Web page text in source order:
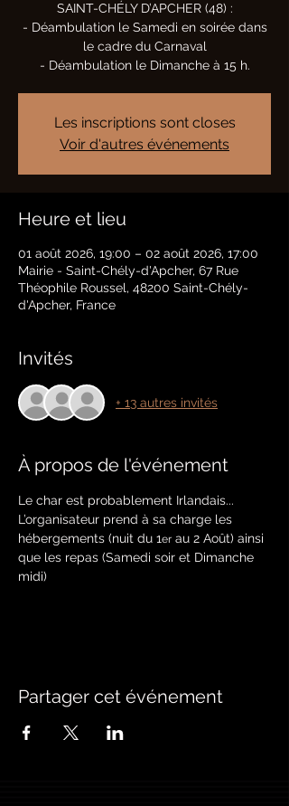
SAINT-CHÉLY D’APCHER (48) :
- Déambulation le Samedi en soirée dans
le cadre du Carnaval
- Déambulation le Dimanche à 15 h.
Les inscriptions sont closes
Voir d'autres événements
Heure et lieu
01 août 2026, 19:00 – 02 août 2026, 17:00
Mairie - Saint-Chély-d'Apcher, 67 Rue
Théophile Roussel, 48200 Saint-Chély-
d'Apcher, France
Invités
+ 13 autres invités
À propos de l'événement
Le char est probablement Irlandais...
L’organisateur prend à sa charge les
hébergements (nuit du 1er au 2 Août) ainsi
que les repas (Samedi soir et Dimanche
midi)
Partager cet événement